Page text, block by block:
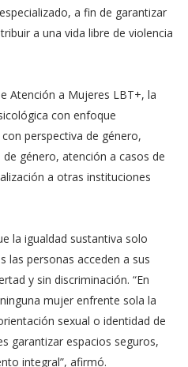
a fin de garantizar
a una vida libre de violencia
Atención a Mujeres LBT+, la
con enfoque
perspectiva de género,
género, atención a casos de
a otras instituciones
la igualdad sustantiva solo
las personas acceden a sus
y sin discriminación. “En
mujer enfrente sola la
sexual o identidad de
garantizar espacios seguros,
integral”, afirmó.